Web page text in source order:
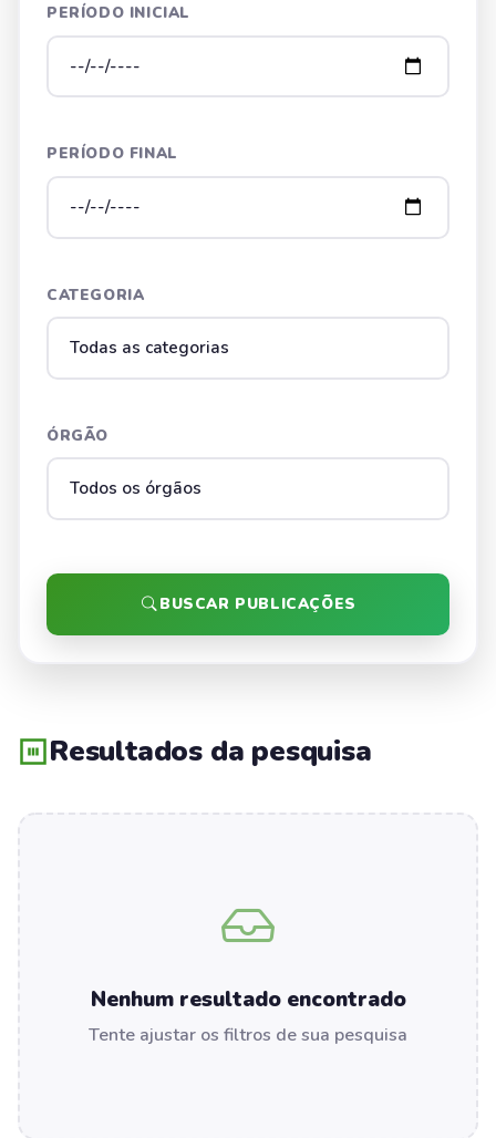
PERÍODO INICIAL
PERÍODO FINAL
CATEGORIA
ÓRGÃO
BUSCAR PUBLICAÇÕES
Resultados da pesquisa
Nenhum resultado encontrado
Tente ajustar os filtros de sua pesquisa